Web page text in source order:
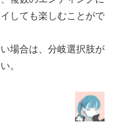
しても楽しむことがで
場合は、分岐選択肢が
。